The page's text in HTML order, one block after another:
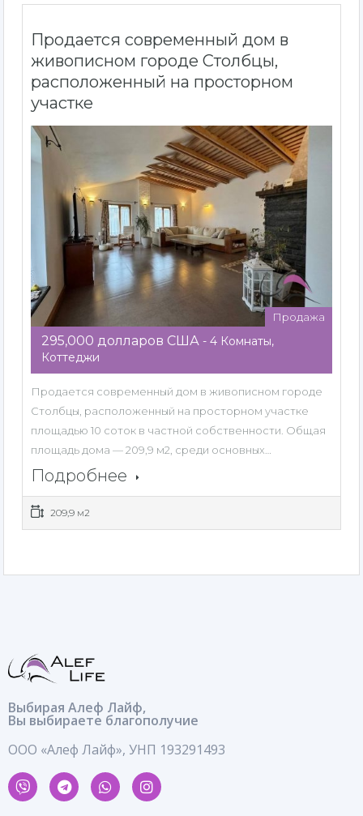
Продается современный дом в
живописном городе Столбцы,
расположенный на просторном
участке
Продажа
295,000 долларов США - 4 Комнаты,
Коттеджи
Продается современный дом в живописном городе
Столбцы, расположенный на просторном участке
площадью 10 соток в частной собственности. Общая
площадь дома — 209,9 м2, среди основных…
Подробнее
209,9 м2
Выбирая Алеф Лайф,
Вы выбираете благополучие
ООО «Алеф Лайф», УНП 193291493